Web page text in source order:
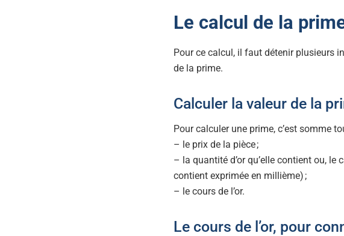
Le calcul de la
Pour ce calcul, il faut détenir plusieurs
de la prime.
Calculer la valeur de la
Pour calculer une prime, c’est somme
– le prix de la pièce ;
– la quantité d’or qu’elle contient ou, le
contient exprimée en millième) ;
– le cours de l’or.
Le cours de l’or, pour